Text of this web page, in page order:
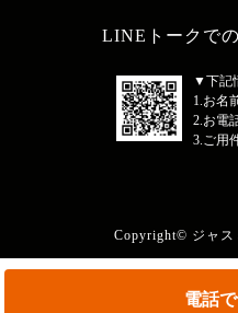
LINEトークで
▼下記
1.お名
2.お電
3.ご用
Copyright© ジャ
電話